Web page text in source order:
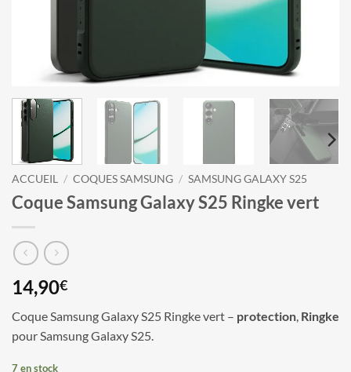
ACCUEIL / COQUES SAMSUNG / SAMSUNG GALAXY S25
Coque Samsung Galaxy S25 Ringke vert
14,90€
Coque Samsung Galaxy S25 Ringke vert – protection, Ringke
pour Samsung Galaxy S25.
7 en stock